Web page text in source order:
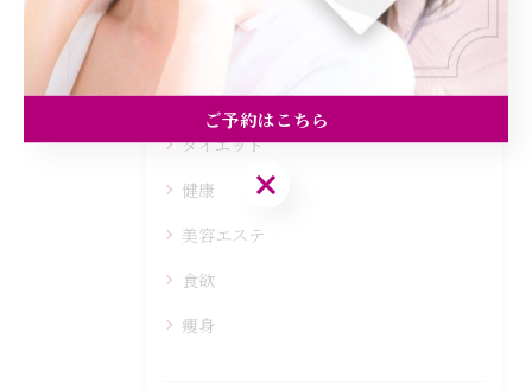
カテゴリー Categories
全てのカテゴリー
ダイエット
健康
美容エステ
食欲
痩身
ご予約はこちら
ご予約はこちら